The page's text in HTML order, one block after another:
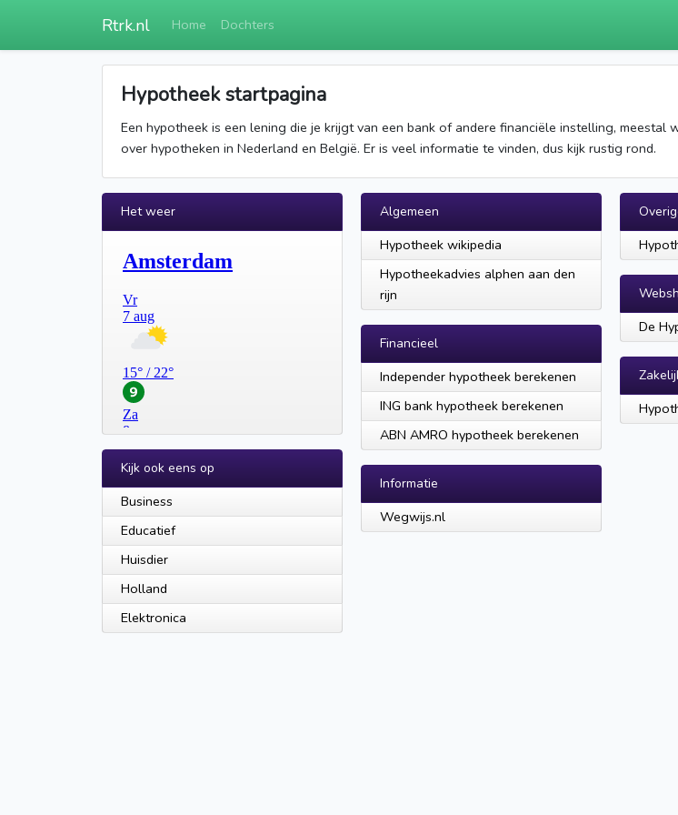
Rtrk.nl Home Dochters
Hypotheek startpagina
Een hypotheek is een lening die je krijgt van een bank of andere financiële instelling,
over hypotheken in Nederland en België. Er is veel informatie te vinden, dus kijk rustig rond.
Het weer
Kijk ook eens op
Business
Educatief
Huisdier
Holland
Elektronica
Algemeen
Hypotheek wikipedia
Hypotheekadvies alphen aan den
rijn
Financieel
Independer hypotheek berekenen
ING bank hypotheek berekenen
ABN AMRO hypotheek berekenen
Informatie
Wegwijs.nl
De